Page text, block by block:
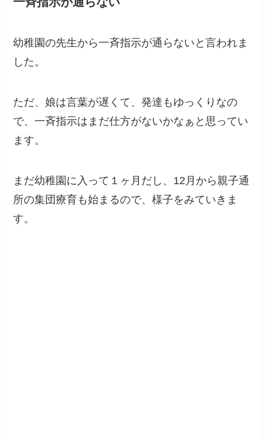
幼稚園の先生から一斉指示が通らないと言われま
した。
ただ、娘は言葉が遅くて、発達もゆっくりなの
で、一斉指示はまだ仕方がないかなぁと思ってい
ます。
まだ幼稚園に入って１ヶ月だし、12月から親子通
所の集団療育も始まるので、様子をみていきま
す。